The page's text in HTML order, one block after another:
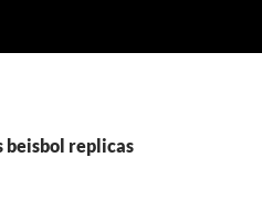
beisbol replicas